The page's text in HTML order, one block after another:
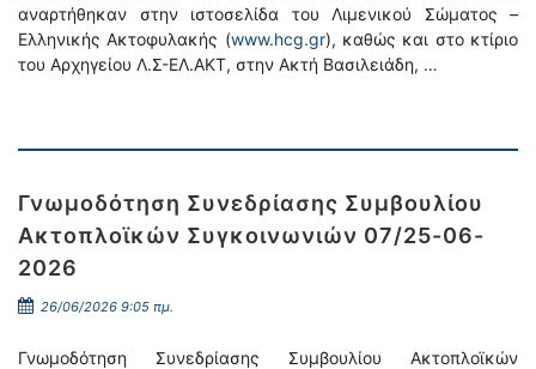
αναρτήθηκαν στην ιστοσελίδα του Λιμενικού Σώματος –
Ελληνικής Ακτοφυλακής (www.hcg.gr), καθώς και στο κτίριο
του Αρχηγείου Λ.Σ-ΕΛ.ΑΚΤ, στην Ακτή Βασιλειάδη, …
Γνωμοδότηση Συνεδρίασης Συμβουλίου
Ακτοπλοϊκών Συγκοινωνιών 07/25-06-
2026
26/06/2026 9:05 πμ.
Γνωμοδότηση Συνεδρίασης Συμβουλίου Ακτοπλοϊκών